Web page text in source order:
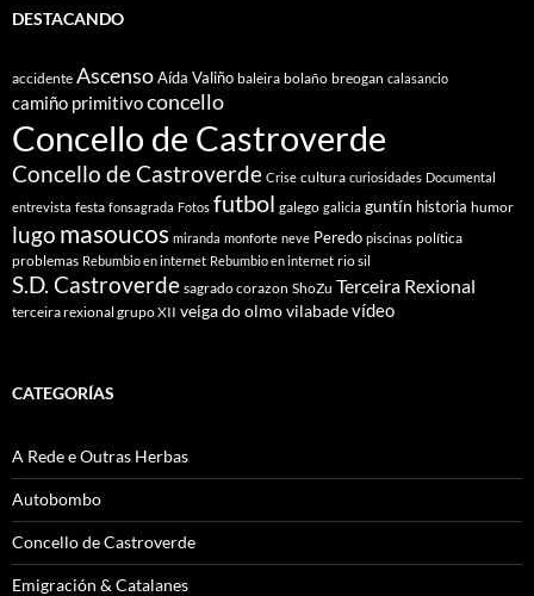
DESTACANDO
accidente AscensoAída Valiño baleira bolaño breogan calasancio
camiño primitivoconcello
Concello de Castroverde
Concello de Castroverde Crise cultura curiosidades Documental
entrevista festa fonsagrada Fotos futbol galego galicia guntín historia humor
lugo masoucos miranda monforte neve Peredo piscinas política
problemas Rebumbio en internet Rebumbio en internet rio sil
S.D. Castroverde sagrado corazon ShoZu Terceira Rexional
terceira rexional grupo XII veiga do olmovilabadevídeo
CATEGORÍAS
A Rede e Outras Herbas
Autobombo
Concello de Castroverde
Emigración & Catalanes